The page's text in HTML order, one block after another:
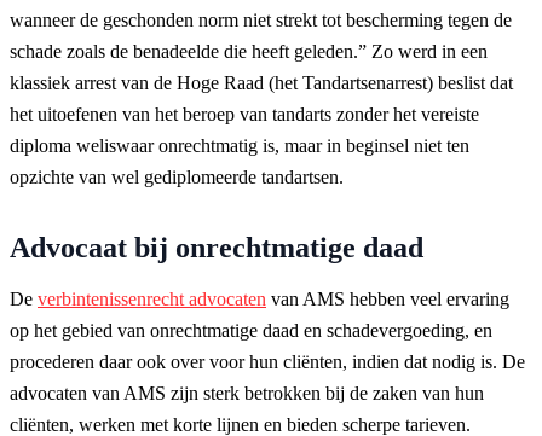
wanneer de geschonden norm niet strekt tot bescherming tegen de
schade zoals de benadeelde die heeft geleden.” Zo werd in een
klassiek arrest van de Hoge Raad (het Tandartsenarrest) beslist dat
het uitoefenen van het beroep van tandarts zonder het vereiste
diploma weliswaar onrechtmatig is, maar in beginsel niet ten
opzichte van wel gediplomeerde tandartsen.
Advocaat bij onrechtmatige daad
De verbintenissenrecht advocaten van AMS hebben veel ervaring
op het gebied van onrechtmatige daad en schadevergoeding, en
procederen daar ook over voor hun cliënten, indien dat nodig is. De
advocaten van AMS zijn sterk betrokken bij de zaken van hun
cliënten, werken met korte lijnen en bieden scherpe tarieven.